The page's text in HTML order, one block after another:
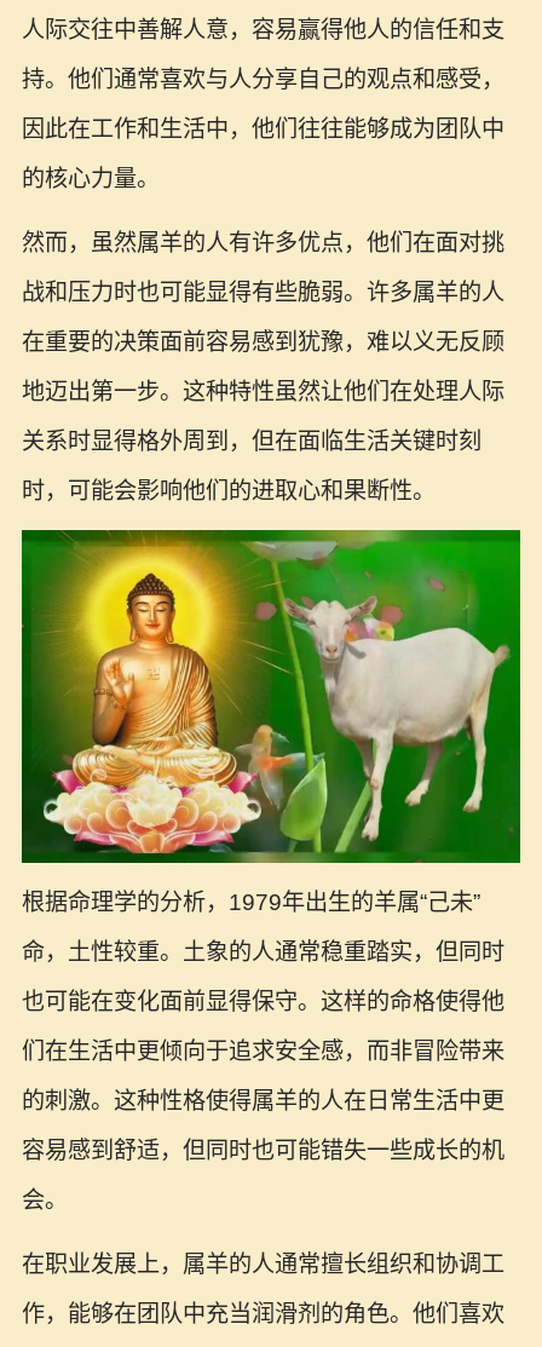
人际交往中善解人意，容易赢得他人的信任和支
持。他们通常喜欢与人分享自己的观点和感受，
因此在工作和生活中，他们往往能够成为团队中
的核心力量。
然而，虽然属羊的人有许多优点，他们在面对挑
战和压力时也可能显得有些脆弱。许多属羊的人
在重要的决策面前容易感到犹豫，难以义无反顾
地迈出第一步。这种特性虽然让他们在处理人际
关系时显得格外周到，但在面临生活关键时刻
时，可能会影响他们的进取心和果断性。
根据命理学的分析，1979年出生的羊属“己未”
命，土性较重。土象的人通常稳重踏实，但同时
也可能在变化面前显得保守。这样的命格使得他
们在生活中更倾向于追求安全感，而非冒险带来
的刺激。这种性格使得属羊的人在日常生活中更
容易感到舒适，但同时也可能错失一些成长的机
会。
在职业发展上，属羊的人通常擅长组织和协调工
作，能够在团队中充当润滑剂的角色。他们喜欢